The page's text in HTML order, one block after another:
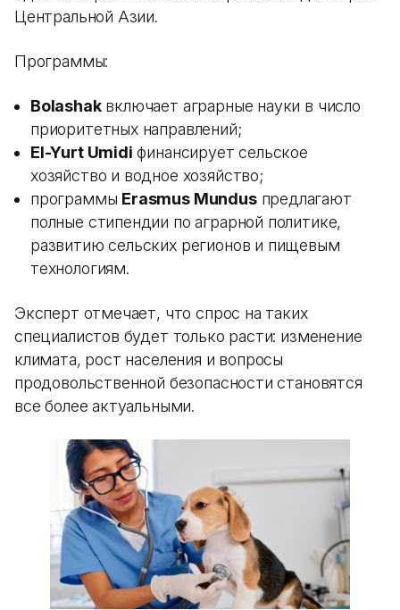
Центральной Азии.
Программы:
Bolashakвключает аграрные науки в число
приоритетных направлений;
El-Yurt Umidi финансирует сельское
хозяйство и водное хозяйство;
программы Erasmus Mundusпредлагают
полные стипендии по аграрной политике,
развитию сельских регионов и пищевым
технологиям.
Эксперт отмечает, что спрос на таких
специалистов будет только расти: изменение
климата, рост населения и вопросы
продовольственной безопасности становятся
все более актуальными.